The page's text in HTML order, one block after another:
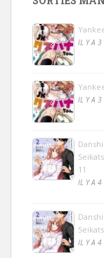
IL Y A 3
IL Y A 3
11
IL Y A 4
IL Y A 4